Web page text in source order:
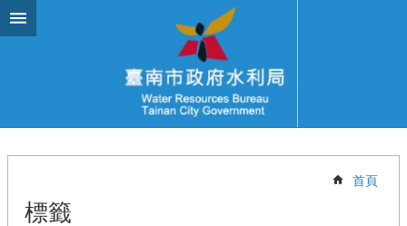
跳到主要內容區塊
首頁
標籤